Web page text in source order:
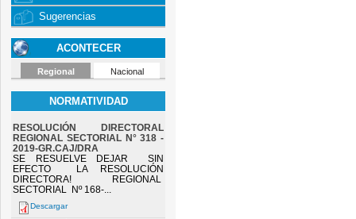
Sugerencias
ACONTECER
Regional Nacional
NORMATIVIDAD
RESOLUCIÓN DIRECTORAL
REGIONAL SECTORIAL N° 318 -
2019-GR.CAJ/DRA
SE RESUELVE DEJAR SIN
EFECTO LA RESOLUCIÓN
DIRECTORA! REGIONAL
SECTORIAL Nº 168-...
Descargar